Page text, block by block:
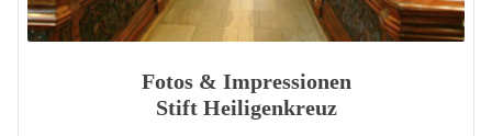
Fotos & Impressionen
Stift Heiligenkreuz